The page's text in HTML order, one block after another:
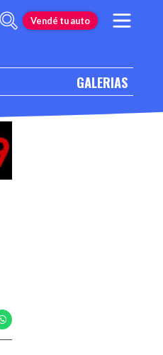
Vendé tu auto
GALERIAS